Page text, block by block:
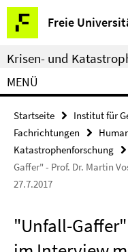
Springe
direkt
zu
Inhalt
Freie
Service-
Navigation
Krisen- und
MENÜ
Startseite
Institut für
Fachrichtungen
Katastrophenforschung
Gaffer" - Prof. Dr. Martin
27.7.2017
"Unfall-